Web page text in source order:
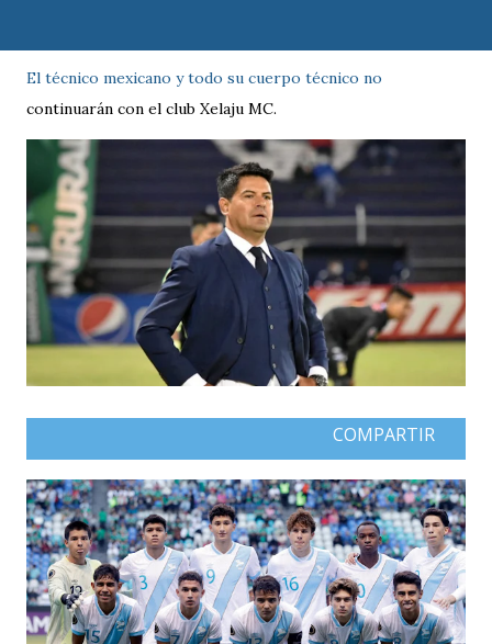
El técnico mexicano y todo su cuerpo técnico no
continuarán con el club Xelaju MC.
COMPARTIR